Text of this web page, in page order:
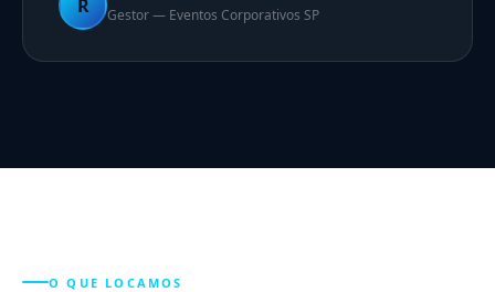
R Gestor — Eventos Corporativos SP
O QUE LOCAMOS